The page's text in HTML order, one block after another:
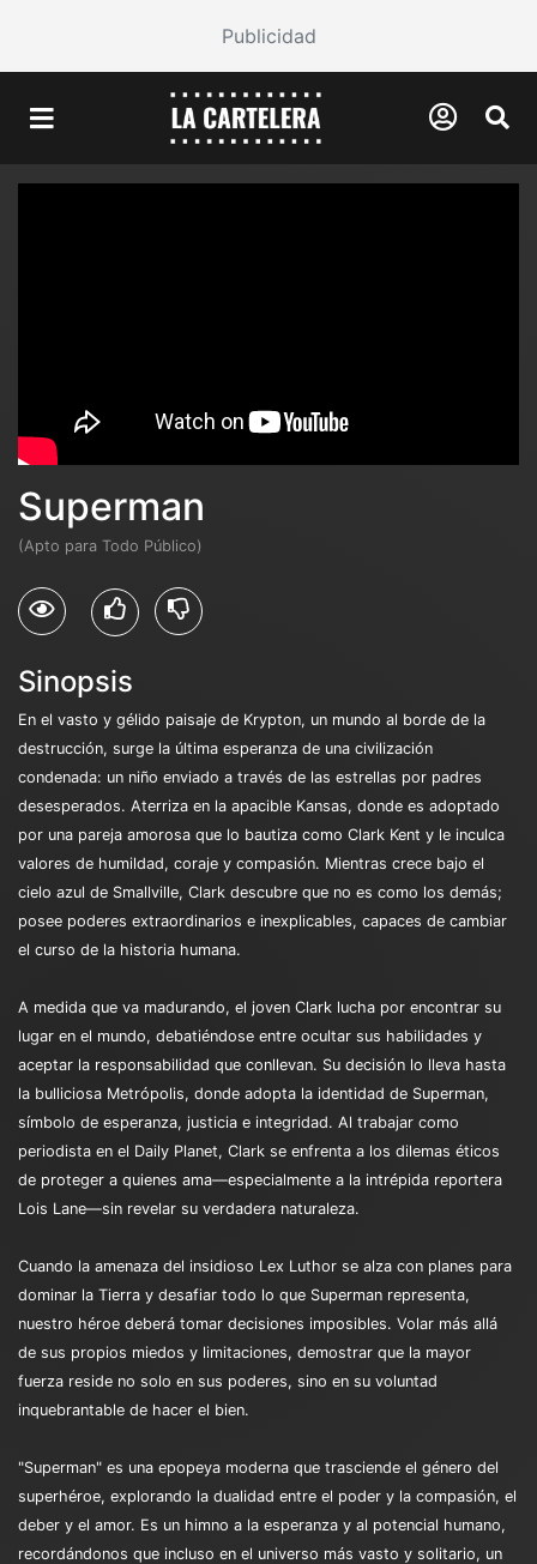
Publicidad
Superman
(Apto para Todo Público)
Sinopsis
En el vasto y gélido paisaje de Krypton, un mundo al borde de la
destrucción, surge la última esperanza de una civilización
condenada: un niño enviado a través de las estrellas por padres
desesperados. Aterriza en la apacible Kansas, donde es adoptado
por una pareja amorosa que lo bautiza como Clark Kent y le inculca
valores de humildad, coraje y compasión. Mientras crece bajo el
cielo azul de Smallville, Clark descubre que no es como los demás;
posee poderes extraordinarios e inexplicables, capaces de cambiar
el curso de la historia humana.
A medida que va madurando, el joven Clark lucha por encontrar su
lugar en el mundo, debatiéndose entre ocultar sus habilidades y
aceptar la responsabilidad que conllevan. Su decisión lo lleva hasta
la bulliciosa Metrópolis, donde adopta la identidad de Superman,
símbolo de esperanza, justicia e integridad. Al trabajar como
periodista en el Daily Planet, Clark se enfrenta a los dilemas éticos
de proteger a quienes ama—especialmente a la intrépida reportera
Lois Lane—sin revelar su verdadera naturaleza.
Cuando la amenaza del insidioso Lex Luthor se alza con planes para
dominar la Tierra y desafiar todo lo que Superman representa,
nuestro héroe deberá tomar decisiones imposibles. Volar más allá
de sus propios miedos y limitaciones, demostrar que la mayor
fuerza reside no solo en sus poderes, sino en su voluntad
inquebrantable de hacer el bien.
"Superman" es una epopeya moderna que trasciende el género del
superhéroe, explorando la dualidad entre el poder y la compasión, el
deber y el amor. Es un himno a la esperanza y al potencial humano,
recordándonos que incluso en el universo más vasto y solitario, un